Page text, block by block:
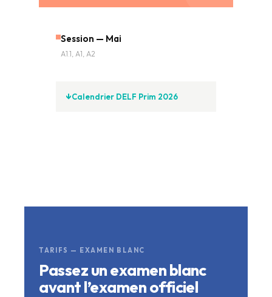
Session — Mai
A1.1, A1, A2
Calendrier DELF Prim 2026
TARIFS — EXAMEN BLANC
Passez un examen blanc
avant l’examen officiel